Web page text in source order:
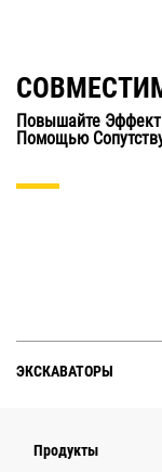
Повышайте
Помощью
ЭКСКАВАТОРЫ
Продукты